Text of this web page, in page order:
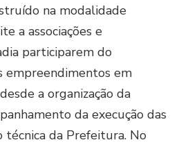
na modalidade
a associações e
participarem do
empreendimentos em
a organização da
da execução das
técnica da Prefeitura. No